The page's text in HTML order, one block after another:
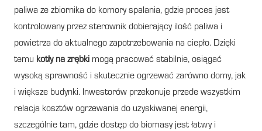
paliwa ze zbiornika do komory spalania, gdzie proces jest
kontrolowany przez sterownik dobierający ilość paliwa i
powietrza do aktualnego zapotrzebowania na ciepło. Dzięki
temu kotły na zrębki mogą pracować stabilnie, osiągać
wysoką sprawność i skutecznie ogrzewać zarówno domy, jak
i większe budynki. Inwestorów przekonuje przede wszystkim
relacja kosztów ogrzewania do uzyskiwanej energii,
szczególnie tam, gdzie dostęp do biomasy jest łatwy i